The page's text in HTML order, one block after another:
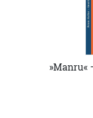
»Manru«